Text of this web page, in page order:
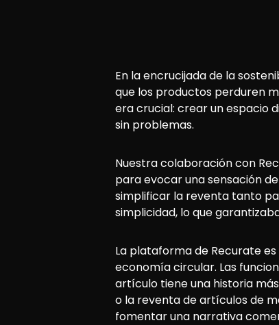
En la encrucijada de la
que los productos perduren
era crucial: crear un espacio
sin problemas.
Nuestra colaboración con
para evocar una sensación
simplificar la reventa tanto
simplicidad, lo que
La plataforma de Recurate
economía circular. Las
artículo tiene una historia
o la reventa de artículos de
fomentar una narrativa